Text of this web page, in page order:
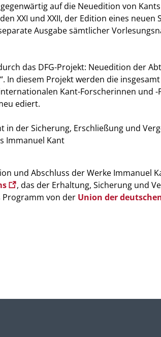
auf die Neuedition von
XXI und XXII, der Edition eines neuen
Ausgabe sämtlicher
das DFG-Projekt: Neuedition der
In diesem Projekt werden die
Kant-Forscherinnen und
ediert.
in der Sicherung, Erschließung und
Immanuel Kant
und Abschluss der Werke Immanuel
, das der Erhaltung, Sicherung und
von der Union der